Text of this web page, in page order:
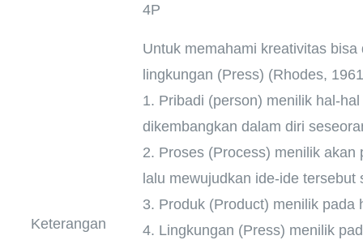
Keterangan
4P
Untuk memahami kreativitas
lingkungan (Press) (Rhodes,
1. Pribadi (person) menilik hal-
dikembangkan dalam diri
2. Proses (Process) menilik
lalu mewujudkan ide-ide
3. Produk (Product) menilik
4. Lingkungan (Press) menilik